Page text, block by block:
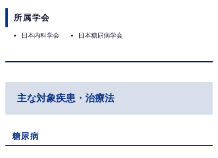
所属学会
日本内科学会 日本糖尿病学会
主な対象疾患・治療法
糖尿病